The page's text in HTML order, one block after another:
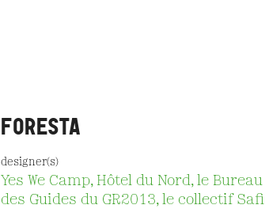
FORESTA
designer(s)
Yes We Camp, Hôtel du Nord, le Bureau
des Guides du GR2013, le collectif Safi